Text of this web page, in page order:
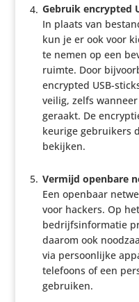
Gebruik encrypted
In plaats van
kun je er ook voor
te nemen op een
ruimte. Door
encrypted USB-
veilig, zelfs
geraakt. De
keu­rige gebrui­kers
bekijken.
Vermijd openbare
Een openbaar
voor hackers. Op
bedrijfs­in­for­matie
daarom ook
via persoon­lijke
telefoons of een
gebruiken.